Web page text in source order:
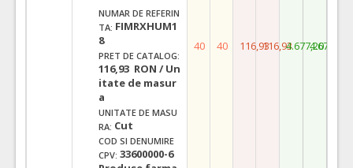
NUMAR DE REFERIN
TA: FIMRXHUM1
8
PRET DE CATALOG:
116,93 RON / Un
itate de masur
a
UNITATE DE MASU
RA: Cut
COD SI DENUMIRE
CPV: 33600000-6
40 40 116,93116,934.677,204.677,20